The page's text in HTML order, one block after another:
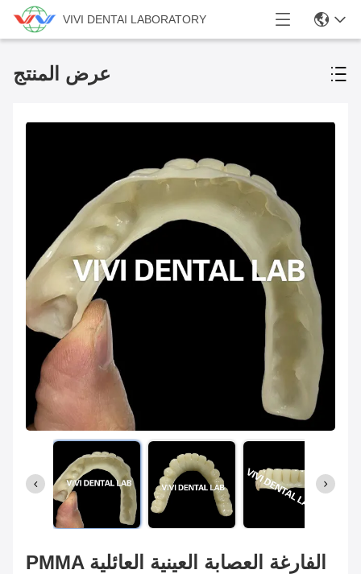
VIVI DENTAI LABORATORY
عرض المنتج
PMMA الفارغة العصابة العينية العائلية